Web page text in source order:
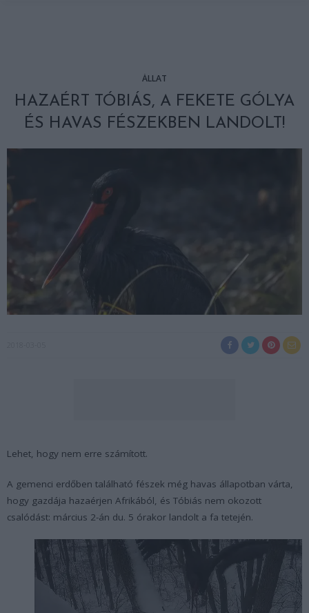
ÁLLAT
HAZAÉRT TÓBIÁS, A FEKETE GÓLYA
ÉS HAVAS FÉSZEKBEN LANDOLT!
Lehet, hogy nem erre számított.
A gemenci erdőben található fészek még havas állapotban várta,
hogy gazdája hazaérjen Afrikából, és Tóbiás nem okozott
csalódást: március 2-án du. 5 órakor landolt a fa tetején.